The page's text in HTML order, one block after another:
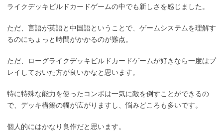
ライクデッキビルドカードゲームの中でも新しさを感じました。
ただ、言語が英語と中国語ということで、ゲームシステムを理解す
るのにちょっと時間がかかるのが難点。
ただ、ローグライクデッキビルドカードゲームが好きなら一度はプ
レイしておいた方が良いかなと思います。
特に特殊な能力を使ったコンボは一気に敵を倒すことができるの
で、デッキ構築の幅が広がりますし、悩みどころも多いです。
個人的にはかなり良作だと思います。